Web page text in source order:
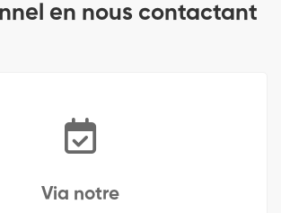
en nous contactant
Via notre